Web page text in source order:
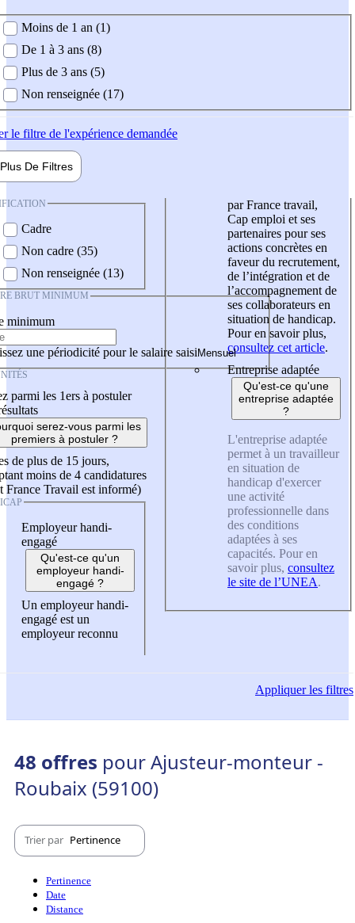
demandée
Moins de 1 an (1)
De 1 à 3 ans (8)
Plus de 3 ans (5)
Non renseignée (17)
le filtre de l'expérience demandée
Plus De Filtres
Cadre
Non cadre (35)
Non renseignée (13)
BRUT MINIMUM
minimum
une périodicité pour le salaire saisi
parmi les 1ers à postuler
serez-vous parmi les
premiers à postuler ?
de plus de 15 jours,
moins de 4 candidatures
France Travail est informé)
Employeur handi-
engagé
Qu'est-ce qu'un
employeur handi-
engagé ?
Un employeur handi-
engagé est un
employeur reconnu
par France travail,
Cap emploi et ses
partenaires pour ses
actions concrètes en
faveur du recrutement,
de l’intégration et de
l’accompagnement de
ses collaborateurs en
situation de handicap.
Pour en savoir plus,
consultez cet article.
Entreprise adaptée
Qu'est-ce qu'une
entreprise adaptée
?
L'entreprise adaptée
permet à un travailleur
en situation de
handicap d'exercer
une activité
professionnelle dans
des conditions
adaptées à ses
capacités. Pour en
savoir plus, consultez
le site de l’UNEA.
Appliquerles filtres
48 offres pour Ajusteur-monteur -
Roubaix (59100)
Trier par Pertinence
Pertinence
Date
Distance